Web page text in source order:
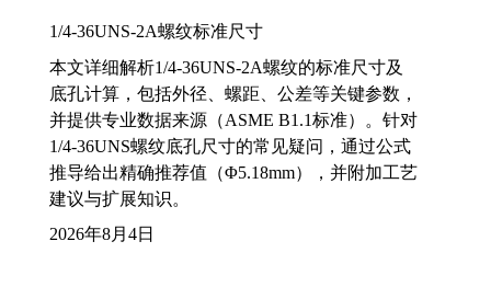
1/4-36UNS-2A螺纹标准尺寸
本文详细解析1/4-36UNS-2A螺纹的标准尺寸及
底孔计算，包括外径、螺距、公差等关键参数，
并提供专业数据来源（ASME B1.1标准）。针对
1/4-36UNS螺纹底孔尺寸的常见疑问，通过公式
推导给出精确推荐值（Φ5.18mm），并附加工艺
建议与扩展知识。
2026年8月4日